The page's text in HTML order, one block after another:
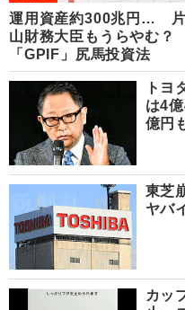
運用資産約300兆円… 片
山財務大臣もうらやむ？
「GPIF」尻馬投資法
トヨ
は4
億円
東芝
ヤバ
カッ